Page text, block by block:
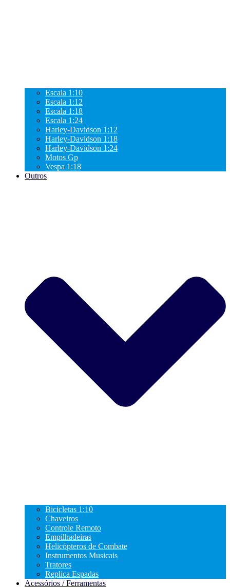
Escala 1:10
Escala 1:12
Escala 1:18
Escala 1:24
Harley-Davidson 1:12
Harley-Davidson 1:18
Harley-Davidson 1:24
Motos Gp
Vespa 1:18
Outros
Bicicletas 1:10
Chaveiros
Controle Remoto
Empilhadeiras
Helicópteros de Combate
Instrumentos Musicais
Tratores
Replica Espadas
Acessórios / Ferramentas